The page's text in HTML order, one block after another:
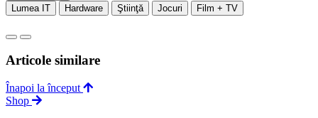
Lumea IT
Hardware Ştiinţă Jocuri Film + TV
Articole similare
Înapoi la început
Shop